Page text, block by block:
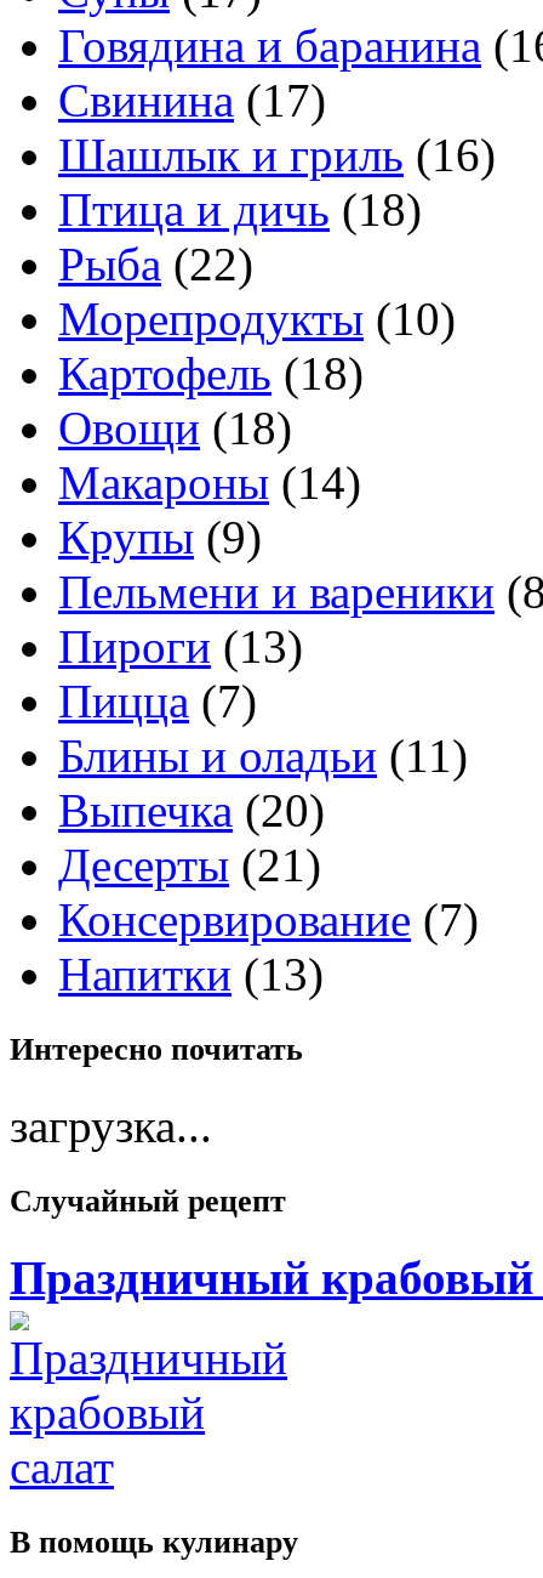
Говядина и баранина
Свинина (17)
Шашлык и гриль (16)
Птица и дичь (18)
Рыба (22)
Морепродукты (10)
Картофель (18)
Овощи (18)
Макароны (14)
Крупы (9)
Пельмени и вареники
Пироги (13)
Пицца (7)
Блины и оладьи (11)
Выпечка (20)
Десерты (21)
Консервирование (7)
Напитки (13)
Интересно почитать
загрузка...
Случайный рецепт
Праздничный крабовый
В помощь кулинару